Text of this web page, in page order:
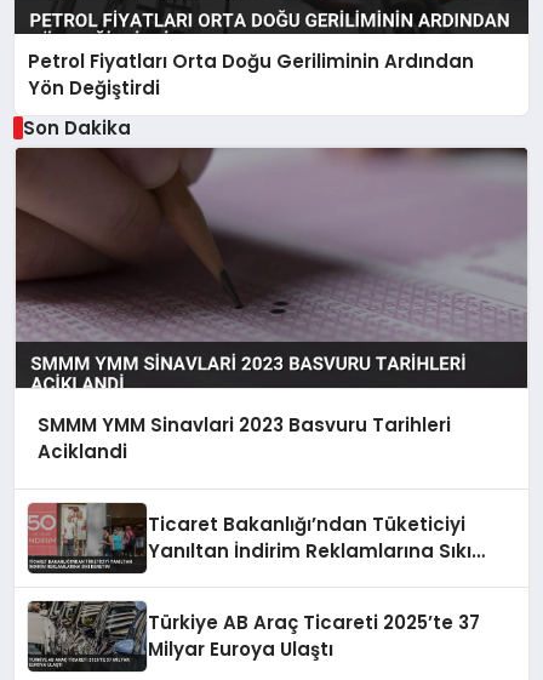
Petrol Fiyatları Orta Doğu Geriliminin Ardından
Yön Değiştirdi
Son Dakika
SMMM YMM Sinavlari 2023 Basvuru Tarihleri
Aciklandi
Ticaret Bakanlığı’ndan Tüketiciyi
Yanıltan İndirim Reklamlarına Sıkı
Türkiye AB Araç Ticareti 2025’te 37
Milyar Euroya Ulaştı